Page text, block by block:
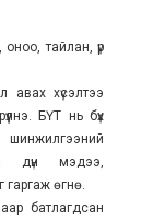
тайлан, үр
авах хүсэлтээ
БҮТ нь бүх
дүн мэдээ,
гаргаж өгнө.
батлагдсан